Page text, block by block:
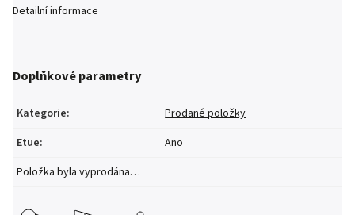
Detailní informace
Doplňkové parametry
Kategorie:
Prodané položky
Etue:
Ano
Položka byla vyprodána…